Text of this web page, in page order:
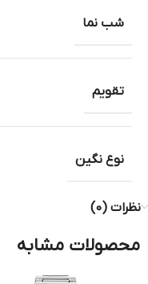
شب نما
تقویم
نوع نگین
نظرات (0)
محصولات مشابه